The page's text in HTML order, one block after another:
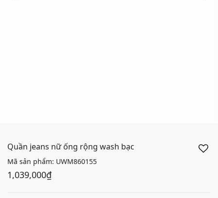
Quần jeans nữ ống rộng wash bạc
Mã sản phẩm: UWM860155
1,039,000₫